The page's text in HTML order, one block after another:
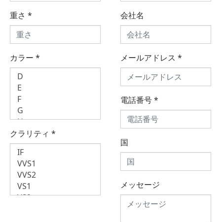
重さ *
カラー *
クラリティ *
会社名
メールアドレス *
電話番号*
国
メッセージ